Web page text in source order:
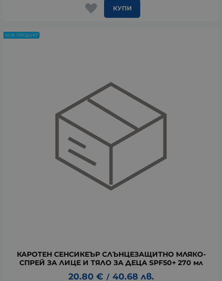
КУПИ
КАРОТЕН СЕНСИКЕЪР СЛЪНЦЕЗАЩИТНО МЛЯКО-
СПРЕЙ ЗА ЛИЦЕ И ТЯЛО ЗА ДЕЦА SPF50+ 270 мл
20.80 € / 40.68 лв.
НОВ ПРОДУКТ